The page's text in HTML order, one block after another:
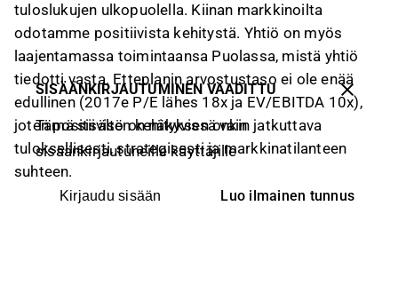
tuloslukujen ulkopuolella. Kiinan markkinoilta
odotamme positiivista kehitystä. Yhtiö on myös
laajentamassa toimintaansa Puolassa, mistä yhtiö
tiedotti vasta. Etteplanin arvostustaso ei ole enää
edullinen (2017e P/E lähes 18x ja EV/EBITDA 10x),
joten positiivisen kehityksen onkin jatkuttava
tuloksellisesti, strategisesti ja markkinatilanteen
suhteen.
SISÄÄNKIRJAUTUMINEN VAADITTU
Tämä sisältö on näkyvissä vain
sisäänkirjautuneille käyttäjille
Kirjaudu sisään Luo ilmainen tunnus